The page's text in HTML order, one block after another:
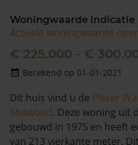
Woningwaarde indicatie
Actuele woningwaarde
€ 225.000 - €
Berekend op 01-01-2021
Dit huis vind u de Pieter
Midwoud. Deze woning uit
gebouwd in 1975 en heeft
van 213 vierkante meter.